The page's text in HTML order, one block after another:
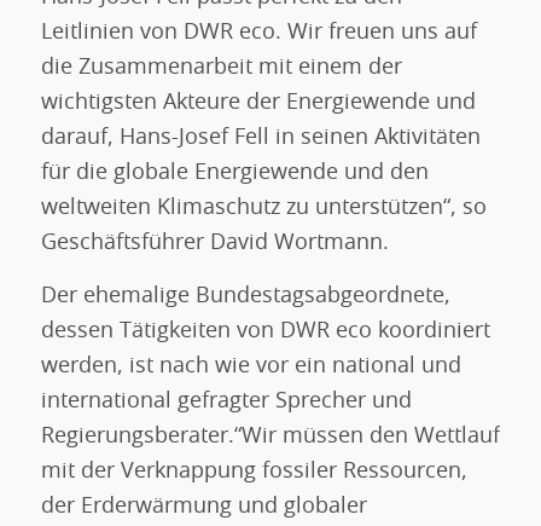
Leitlinien von DWR eco. Wir freuen uns auf
die Zusammenarbeit mit einem der
wichtigsten Akteure der Energiewende und
darauf, Hans-Josef Fell in seinen Aktivitäten
für die globale Energiewende und den
weltweiten Klimaschutz zu unterstützen“, so
Geschäftsführer David Wortmann.
Der ehemalige Bundestagsabgeordnete,
dessen Tätigkeiten von DWR eco koordiniert
werden, ist nach wie vor ein national und
international gefragter Sprecher und
Regierungsberater.“Wir müssen den Wettlauf
mit der Verknappung fossiler Ressourcen,
der Erderwärmung und globaler